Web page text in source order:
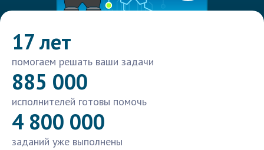
17 лет
помогаем решать ваши задачи
885 000
исполнителей готовы помочь
4 800 000
заданий уже выполнены